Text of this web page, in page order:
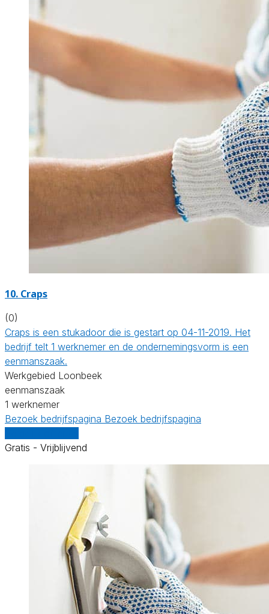
10. Craps
(0)
Craps is een stukadoor die is gestart op 04-11-2019. Het
bedrijf telt 1 werknemer en de ondernemingsvorm is een
eenmanszaak.
Werkgebied Loonbeek
eenmanszaak
1 werknemer
Bezoek bedrijfspagina Bezoek bedrijfspagina
Gratis - Vrijblijvend